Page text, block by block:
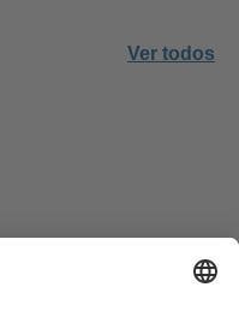
Ver todos